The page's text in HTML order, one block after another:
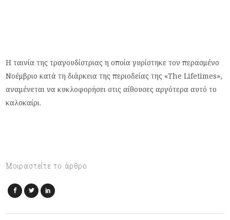
H ταινία της τραγουδίστριας η οποία γυρίστηκε τον περασμένο
Νοέμβριο κατά τη διάρκεια της περιοδείας της «The Lifetimes»,
αναμένεται να κυκλοφορήσει στις αίθουσες αργότερα αυτό το
καλοκαίρι.
Μοιραστείτε το άρθρο